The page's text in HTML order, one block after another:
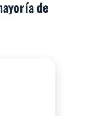
de